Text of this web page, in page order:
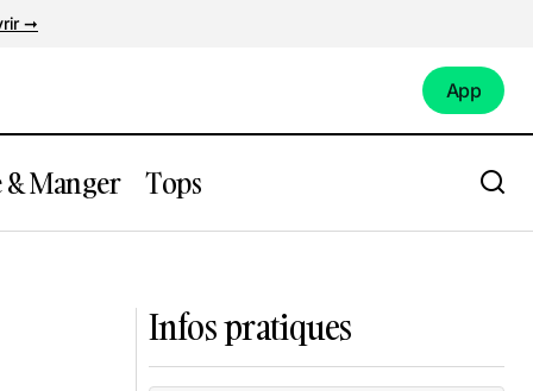
➞
App
Manger Tops
Infos pratiques